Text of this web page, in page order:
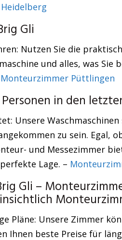
Gli
Nutzen Sie die
und alles, was
Monteurzimmer Püttlingen
in den
Unsere
zu sein. Egal,
und Messezimmer
Lage. –
Gli –
Pläne: Unsere Zimmer
Ihnen beste Preise für